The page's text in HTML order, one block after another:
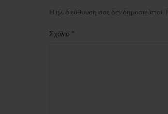
Η ηλ. διεύθυνση σας δεν δημοσιεύεται.
Σχόλιο *